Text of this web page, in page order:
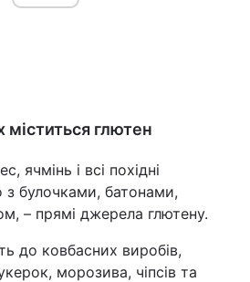
міститься глютен
ячмінь і всі похідні
булочками, батонами,
– прямі джерела глютену.
до ковбасних виробів,
морозива, чіпсів та